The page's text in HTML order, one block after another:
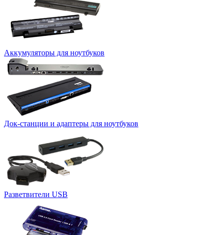
Аккумуляторы для ноутбуков
Док-станции и адаптеры для ноутбуков
Разветвители USB